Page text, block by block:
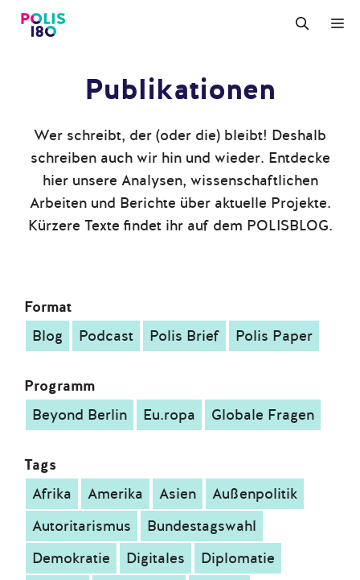
Zum
Inhalt
Publikationen
Wer schreibt, der (oder die) bleibt! Deshalb
schreiben auch wir hin und wieder. Entdecke
hier unsere Analysen, wissenschaftlichen
Arbeiten und Berichte über aktuelle Projekte.
Kürzere Texte findet ihr auf dem POLISBLOG.
Format
Blog Podcast Polis Brief Polis Paper
Programm
Beyond Berlin Eu.ropa Globale Fragen
Tags
Afrika Amerika Asien
Außenpolitik
Autoritarismus
Bundestagswahl
Demokratie
Digitales
Diplomatie